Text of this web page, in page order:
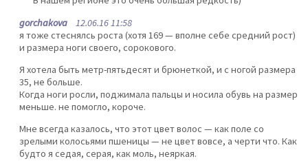
gorchakova 12.06.16 11:58
я тоже стеснялсь роста (хотя 169 — вполне себе средний рост)
и размера ноги своего, сорокового.
Я хотела быть метр-пятьдесят и брюнеткой, и с ногой размера
35, не больше.
Когда ноги росли, поджимала пальцы и носила обувь на размер
меньше. не помогло, короче.
Мне всегда казалось, что этот цвет волос — как поле со
зрелыми колосьями пшеницы — не цвет вовсе, а черти что. Как
будто я седая, серая, как моль, неяркая.